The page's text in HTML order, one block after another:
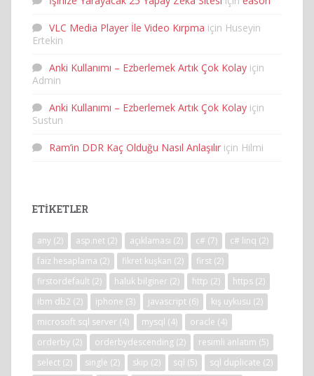
VLC Media Player İle Video Kırpma için Huseyin
Ertekin
Anki Kullanımı – Ezberlemek Artık Çok Kolay için
Admin
Anki Kullanımı – Ezberlemek Artık Çok Kolay için
Sustun
Ram’in DDR Kaç Olduğu Nasıl Anlaşılır için Hilmi
ETIKETLER
any (2) asp.net (2) açıklaması (2) c# (7) c# linq (2)
faiz hesaplama (2) fikret kuşkan (2) first (2)
firstordefault (2) haluk bilginer (2) http (2) https (2)
ibm db2 (2) iphone (3) javascript (6) kış uykusu (2)
microsoft sql server (4) mysql (4) oracle (4)
orderby (2) orderbydescending (2) resimli anlatım (5)
select (2) single (2) skip (2) sql (5) sql duplicate (2)